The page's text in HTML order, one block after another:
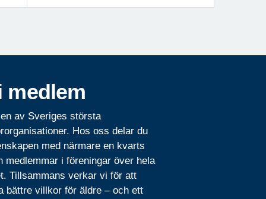
medlem
av Sveriges största
Hos oss delar du
med närmare en kvarts
medlemmar i föreningar över hela
Tillsammans verkar vi för att
bättre villkor för äldre – och ett